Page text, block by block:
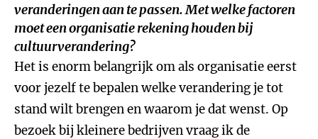
veranderingen aan te passen. Met welke factoren
moet een organisatie rekening houden bij
cultuurverandering?
Het is enorm belangrijk om als organisatie eerst
voor jezelf te bepalen welke verandering je tot
stand wilt brengen en waarom je dat wenst. Op
bezoek bij kleinere bedrijven vraag ik de